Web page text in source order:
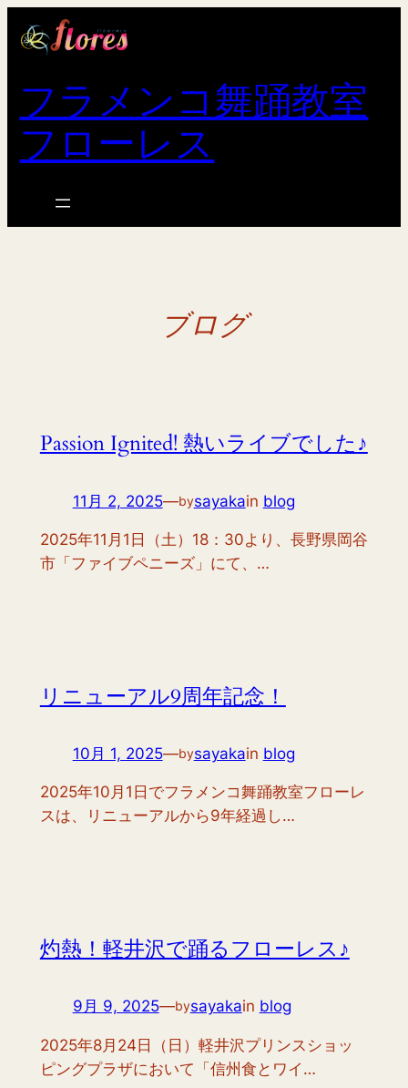
容
キ
プ
フラメンコ舞踊教室
フローレス
ブログ
Passion Ignited! 熱いライブでした♪
11月 2, 2025—bysayakain blog
2025年11月1日（土）18：30より、長野県岡谷
市「ファイブペニーズ」にて、…
リニューアル9周年記念！
10月 1, 2025—bysayakain blog
2025年10月1日でフラメンコ舞踊教室フローレ
スは、リニューアルから9年経過し…
灼熱！軽井沢で踊るフローレス♪
9月 9, 2025—bysayakain blog
2025年8月24日（日）軽井沢プリンスショッ
ピングプラザにおいて「信州食とワイ…